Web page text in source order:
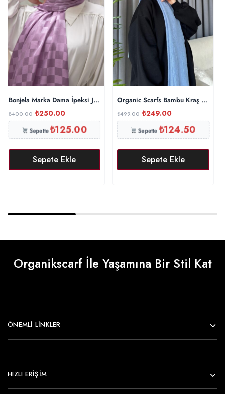
Bonjela Marka Dama İpeksi Jakar Şal – Lavanta
₺400.00 ₺250.00
Sepette₺125.00
Sepete Ekle
Organic Scarfs Bambu Kraş Şal
₺499.00 ₺249.00
Sepette₺124.50
Sepete Ekle
Organikscarf İle Yaşamına Bir Stil Kat
ÖNEMLI LINKLER
HIZLI ERİŞİM